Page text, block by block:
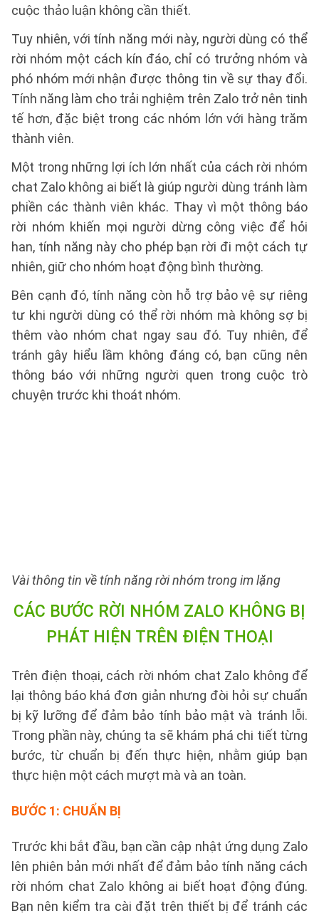
cuộc thảo luận không cần thiết.
Tuy nhiên, với tính năng mới này, người dùng có thể
rời nhóm một cách kín đáo, chỉ có trưởng nhóm và
phó nhóm mới nhận được thông tin về sự thay đổi.
Tính năng làm cho trải nghiệm trên Zalo trở nên tinh
tế hơn, đặc biệt trong các nhóm lớn với hàng trăm
thành viên.
Một trong những lợi ích lớn nhất của cách rời nhóm
chat Zalo không ai biết là giúp người dùng tránh làm
phiền các thành viên khác. Thay vì một thông báo
rời nhóm khiến mọi người dừng công việc để hỏi
han, tính năng này cho phép bạn rời đi một cách tự
nhiên, giữ cho nhóm hoạt động bình thường.
Bên cạnh đó, tính năng còn hỗ trợ bảo vệ sự riêng
tư khi người dùng có thể rời nhóm mà không sợ bị
thêm vào nhóm chat ngay sau đó. Tuy nhiên, để
tránh gây hiểu lầm không đáng có, bạn cũng nên
thông báo với những người quen trong cuộc trò
chuyện trước khi thoát nhóm.
Vài thông tin về tính năng rời nhóm trong im lặng
CÁC BƯỚC RỜI NHÓM ZALO KHÔNG BỊ
PHÁT HIỆN TRÊN ĐIỆN THOẠI
Trên điện thoại, cách rời nhóm chat Zalo không để
lại thông báo khá đơn giản nhưng đòi hỏi sự chuẩn
bị kỹ lưỡng để đảm bảo tính bảo mật và tránh lỗi.
Trong phần này, chúng ta sẽ khám phá chi tiết từng
bước, từ chuẩn bị đến thực hiện, nhằm giúp bạn
thực hiện một cách mượt mà và an toàn.
BƯỚC 1: CHUẨN BỊ
Trước khi bắt đầu, bạn cần cập nhật ứng dụng Zalo
lên phiên bản mới nhất để đảm bảo tính năng cách
rời nhóm chat Zalo không ai biết hoạt động đúng.
Bạn nên kiểm tra cài đặt trên thiết bị để tránh các